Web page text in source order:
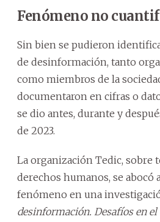
Fenómeno no
Sin bien se pudieron
de desinformación, tanto
como miembros de la
documentaron en cifras o
se dio antes, durante y
de 2023.
La organización Tedic, sobre
derechos humanos, se abocó
fenómeno en una
desinformación. Desafíos en